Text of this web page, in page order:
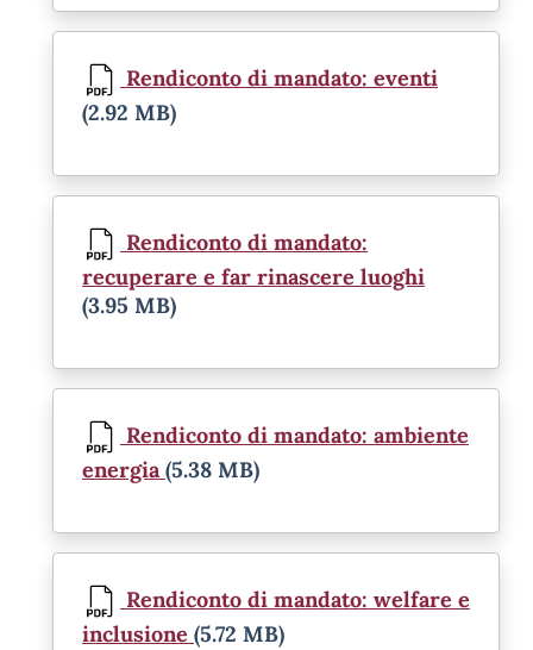
Rendiconto di mandato: eventi
(2.92 MB)
Rendiconto di mandato:
recuperare e far rinascere luoghi
(3.95 MB)
Rendiconto di mandato: ambiente
energia(5.38 MB)
Rendiconto di mandato: welfare e
inclusione (5.72 MB)